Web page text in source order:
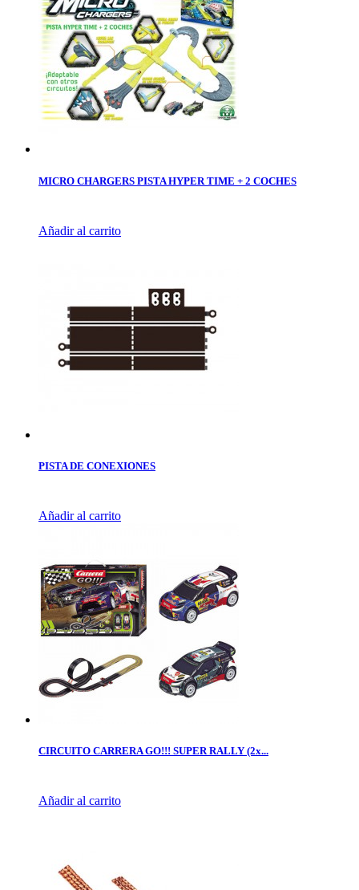
MICRO CHARGERS PISTA HYPER TIME + 2 COCHES
Añadir al carrito
PISTA DE CONEXIONES
Añadir al carrito
CIRCUITO CARRERA GO!!! SUPER RALLY (2x...
Añadir al carrito